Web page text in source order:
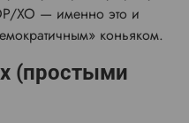
XO — именно это и
коньяком.
(простыми